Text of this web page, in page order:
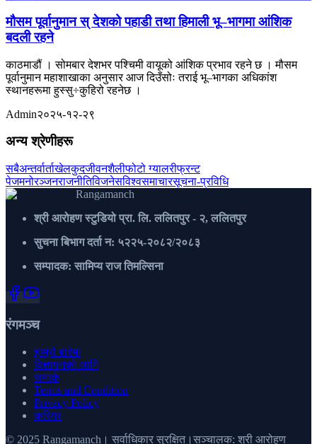
मौसम पूर्वानुमान स् देशको पहाडी तथा हिमाली भू‍–भागमा आंशिक
बदली रहने
काठमाडौं । सोमबार देशभर पश्चिमी वायूको आंशिक प्रभाव रहने छ । मौसम
पूर्वानुमान महाशाखाका अनुसार आज दिउँसोः तराई भू–भागका अधिकांश
स्थानहरूमा हुस्सु÷कुहिरो रहनेछ ।
Admin२०२५-१२-२९
अन्य श्रेणीहरू
सबैअन्तर्वार्ताखेलकुदजीवनशैलीफोटो ग्यालरीफ्रन्ट
पेजमनोरञ्जनराजनीतिविजनेसविश्वसमाचारसूचना-प्रविधि
Rangamanch
श्री आरोहण स्टुडियो प्रा. लि. ललितपुर - २, ललितपुर
सुचना बिभाग दर्ता न: ५२२५-२०८२/२०८३
सम्पादक: सामिप्य राज तिमल्सिना
रंगमञ्च
हाम्रो बारेमा
विज्ञापनको लागि
सम्पर्क
Terms and Condition
Privacy Policy
करियर
© 2025 Rangamanch। सर्वाधिकार सुरक्षित।सञ्चालक: श्री आरोहण